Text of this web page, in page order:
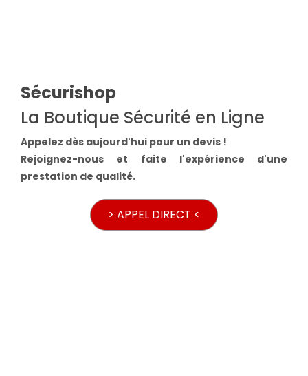
Sécurishop
La Boutique Sécurité en Ligne
Appelez dès aujourd'hui pour un devis !
Rejoignez-nous et faite l'expérience d'une
prestation de qualité.
> APPEL DIRECT <